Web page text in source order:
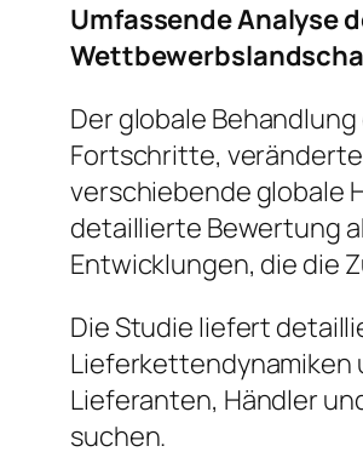
Umfassende Analyse
Der globale
Fortschritte,
verschiebende globale
detaillierte Bewertung
Entwicklungen, die die
Die Studie liefert
Lieferkettendynamiken
Lieferanten, Händler
suchen.